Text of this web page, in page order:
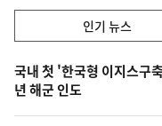
기,
최
신,
인기 뉴스
기
뉴
스
국내 첫 '한국형 이지스
년 해군 인도